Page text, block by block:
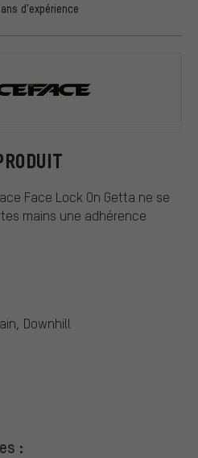
Face Lock On Getta ne se
mains une adhérence
Downhill
:
d'expérience
Race Face